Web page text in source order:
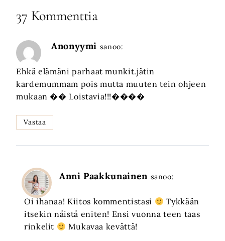
37 Kommenttia
Anonyymi sanoo:
Ehkä elämäni parhaat munkit.jätin
kardemummam pois mutta muuten tein ohjeen
mukaan �� Loistavia!!!����
Vastaa
Anni Paakkunainen sanoo:
Oi ihanaa! Kiitos kommentistasi
Tykkään
itsekin näistä eniten! Ensi vuonna teen taas
rinkelit
Mukavaa kevättä!